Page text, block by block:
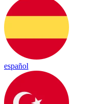
español